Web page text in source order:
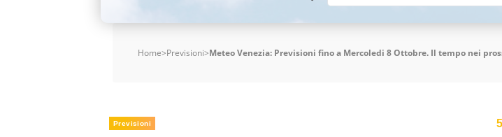
Home>Previsioni>Meteo Venezia: Previsioni fino a Mercoledi 8 Ottobre. Il tempo nei
Previsioni